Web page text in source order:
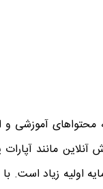
آموزشی و
مانند آپارات
اولیه زیاد است. با